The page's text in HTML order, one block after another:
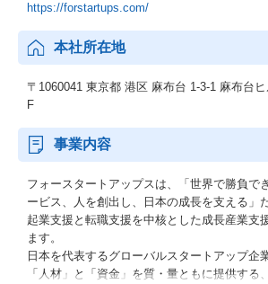
https://forstartups.com/
本社所在地
〒1060041 東京都 港区 麻布台 1-3-1 麻布台
F
事業内容
フォースタートアップスは、「世界で勝負で
ービス、人を創出し、日本の成長を支える」
起業支援と転職支援を中核とした成長産業支
ます。
日本を代表するグローバルスタートアップ企
「人材」と「資金」を質・量ともに提供する